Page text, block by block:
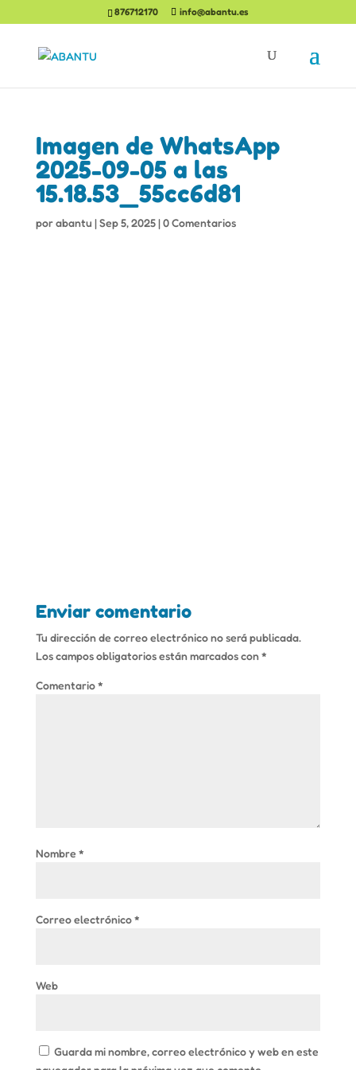
876712170 info@abantu.es
Imagen de WhatsApp
2025-09-05 a las
15.18.53_55cc6d81
porabantu |Sep 5, 2025|0 Comentarios
Enviar comentario
Tu dirección de correo electrónico no será publicada.
Los campos obligatorios están marcados con*
Comentario*
Nombre *
Correo electrónico*
Web
Guarda mi nombre, correo electrónico y web en este